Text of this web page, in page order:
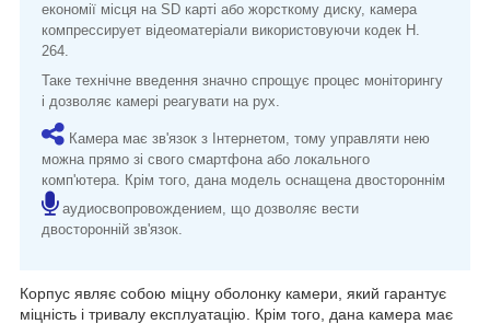
економії місця на SD карті або жорсткому диску, камера
компрессирует відеоматеріали використовуючи кодек H.
264.
Таке технічне введення значно спрощує процес моніторингу
і дозволяє камері реагувати на рух.
Камера має зв'язок з Інтернетом, тому управляти нею
можна прямо зі свого смартфона або локального
комп'ютера. Крім того, дана модель оснащена двостороннім
аудиосвопровождением, що дозволяє вести
двосторонній зв'язок.
Корпус являє собою міцну оболонку камери, який гарантує
міцність і тривалу експлуатацію. Крім того, дана камера має